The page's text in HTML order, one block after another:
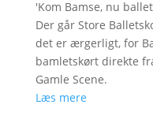
'Kom Bamse, nu
Der går Store
det er ærgerligt, for
bamletskørt direkte
Gamle Scene.
Læs mere